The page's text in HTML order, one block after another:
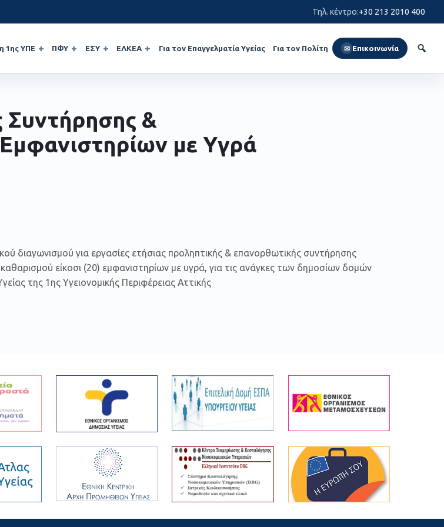
Τηλ. κέντρο:+30 213 2010 400
1ης ΥΠΕ ΠΦΥ ΕΣΥ ΕΛΚΕΑ Για τον Επαγγελματία Υγείας Για τον Πολίτη ✉ Επικοινωνία
Συντήρησης &
με Υγρά
διαγωνισμού για εργασίες ετήσιας προληπτικής & επανορθωτικής συντήρησης
είκοσι (20) εμφανιστηρίων με υγρά, για τις ανάγκες των δημοσίων δομών
της 1ης Υγειονομικής Περιφέρειας Αττικής